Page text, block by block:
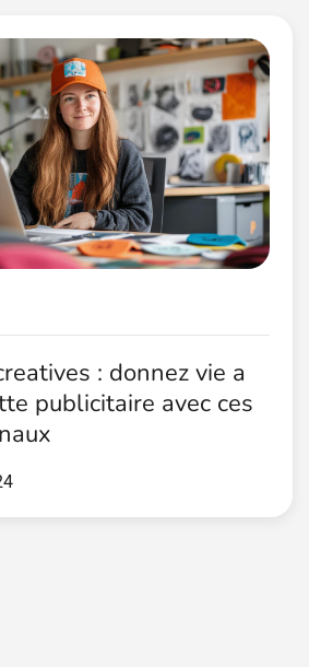
: donnez vie a
publicitaire avec ces